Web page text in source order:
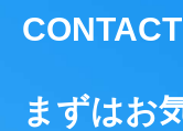
CONTACT
まずはお